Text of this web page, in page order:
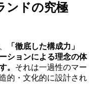
ンドの究極
「徹底した構成力」
ションによる理念の体
。 それは一過性のマー
的・文化的に設計され